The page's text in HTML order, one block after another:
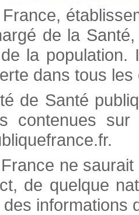
de la
la
dans tous
de Santé
contenues
ne
de quelque
informations